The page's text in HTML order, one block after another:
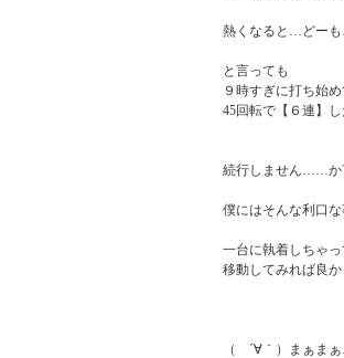
熱くなると…どー
と言っても
９時すぎに打ち始め
45回転で【６連】し
続行しません……か
僕にはそんな利口
一台に執着しちゃ
移動してみれば良
（　´∀｀）まぁま